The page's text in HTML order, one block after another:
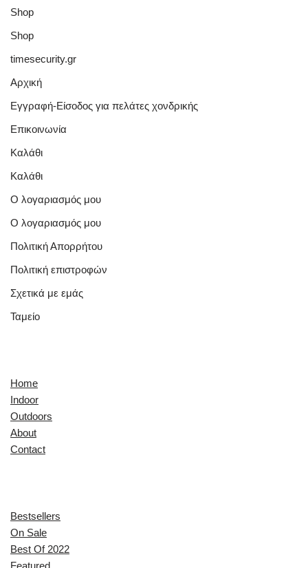
Shop
Shop
timesecurity.gr
Αρχική
Εγγραφή-Είσοδος για πελάτες χονδρικής
Επικοινωνία
Καλάθι
Καλάθι
Ο λογαριασμός μου
Ο λογαριασμός μου
Πολιτική Απορρήτου
Πολιτική επιστροφών
Σχετικά με εμάς
Ταμείο
Home
Indoor
Outdoors
About
Contact
Bestsellers
On Sale
Best Of 2022
Featured